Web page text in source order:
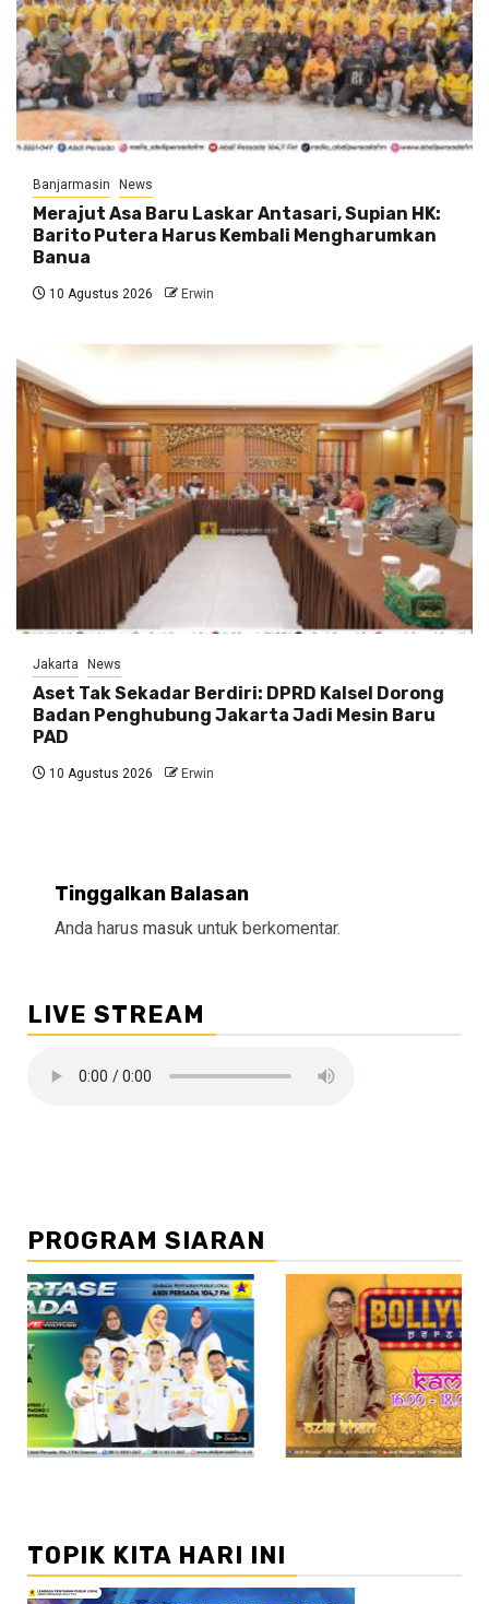
Banjarmasin News
Merajut Asa Baru Laskar Antasari, Supian HK:
Barito Putera Harus Kembali Mengharumkan
Banua
10 Agustus 2026 Erwin
Jakarta News
Aset Tak Sekadar Berdiri: DPRD Kalsel Dorong
Badan Penghubung Jakarta Jadi Mesin Baru
PAD
10 Agustus 2026 Erwin
Tinggalkan Balasan
Anda harus masuk untuk berkomentar.
LIVE STREAM
PROGRAM SIARAN
//2
TOPIK KITA HARI INI